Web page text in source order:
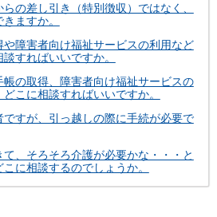
の差し引き（特別徴収）ではなく、
ますか。
障害者向け福祉サービスの利用など
すればいいですか。
の取得、障害者向け福祉サービスの
こに相談すればいいですか。
すが、引っ越しの際に手続が必要で
、そろそろ介護が必要かな・・・と
に相談するのでしょうか。